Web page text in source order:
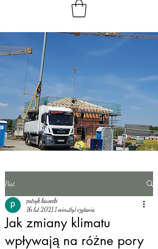
Post
Jak zmiany klimatu
wpływają na różne pory
patryk kawecki
16 lut 2021 1 minut(y) czytania